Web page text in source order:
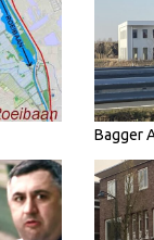
Bagger